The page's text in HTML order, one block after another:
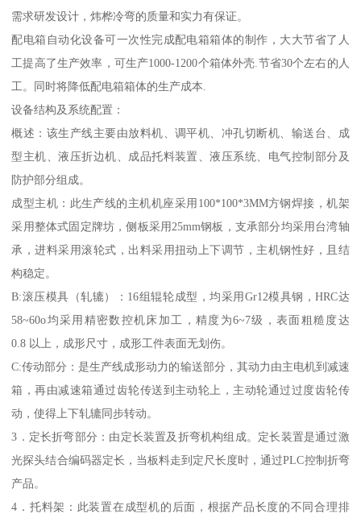
需求研发设计，炜桦冷弯的质量和实力有保证。
配电箱自动化设备可一次性完成配电箱箱体的制作，大大节省了人
工提高了生产效率，可生产1000-1200个箱体外壳.节省30个左右的人
工。同时将降低配电箱箱体的生产成本.
设备结构及系统配置：
概述：该生产线主要由放料机、调平机、冲孔切断机、输送台、成
型主机、液压折边机、成品托料装置、液压系统、电气控制部分及
防护部分组成。
成型主机：此生产线的主机机座采用100*100*3MM方钢焊接，机架
采用整体式固定牌坊，侧板采用25mm钢板，支承部分均采用台湾轴
承，进料采用滚轮式，出料采用扭动上下调节，主机钢性好，且结
构稳定。
B:滚压模具（轧辘）：16组辊轮成型，均采用Gr12模具钢，HRC达
58~60o均采用精密数控机床加工，精度为6~7级，表面粗糙度达
0.8 以上，成形尺寸，成形工件表面无划伤。
C:传动部分：是生产线成形动力的输送部分，其动力由主电机到减速
箱，再由减速箱通过齿轮传送到主动轮上，主动轮通过过度齿轮传
动，使得上下轧辘同步转动。
3．定长折弯部分：由定长装置及折弯机构组成。定长装置是通过激
光探头结合编码器定长，当板料走到定尺长度时，通过PLC控制折弯
产品。
4．托料架：此装置在成型机的后面，根据产品长度的不同合理排